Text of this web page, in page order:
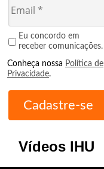
Eu concordo em
receber comunicações.
Conheça nossa Política de
Privacidade.
Vídeos IHU